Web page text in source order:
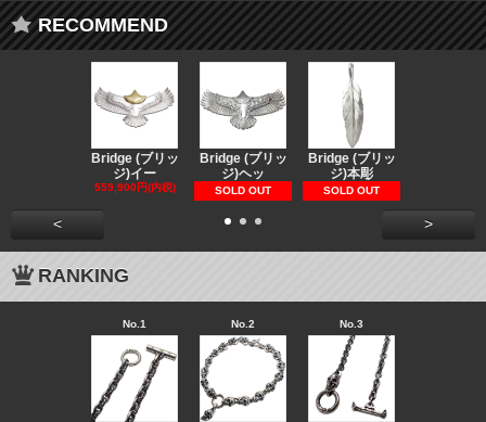
RECOMMEND
Bridge (ブリッ
ジ)イー
559,900円(内税)
Bridge (ブリッ
ジ)ヘッ
SOLD OUT
Bridge (ブリッ
ジ)本彫
SOLD OUT
< >
RANKING
No.1 No.2 No.3